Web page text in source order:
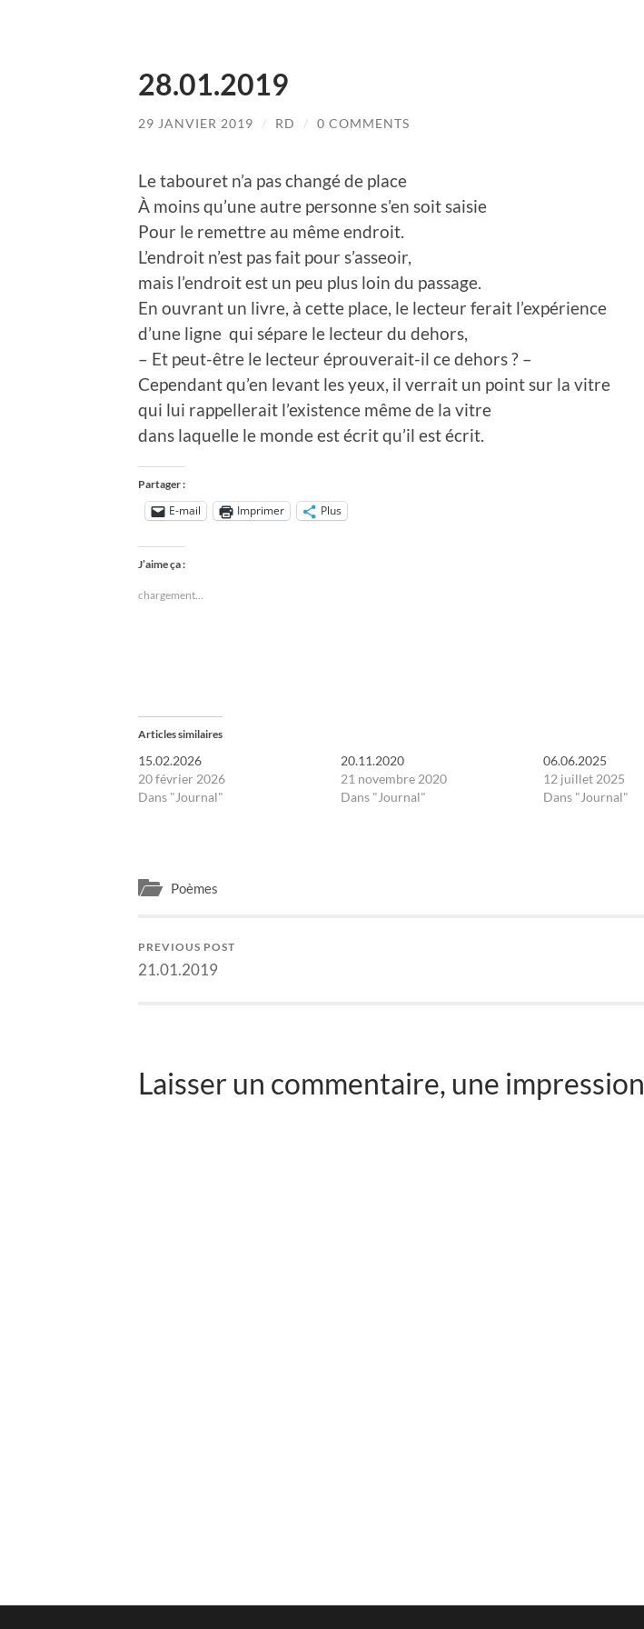
28.01.2019
29 JANVIER 2019 / RD / 0 COMMENTS
Le tabouret n’a pas changé de place
À moins qu’une autre personne s’en soit saisie
Pour le remettre au même endroit.
L’endroit n’est pas fait pour s’asseoir,
mais l’endroit est un peu plus loin du passage.
En ouvrant un livre, à cette place, le lecteur ferait l’expérience
d’une ligne qui sépare le lecteur du dehors,
– Et peut-être le lecteur éprouverait-il ce dehors ? –
Cependant qu’en levant les yeux, il verrait un point sur la vitre
qui lui rappellerait l’existence même de la vitre
dans laquelle le monde est écrit qu’il est écrit.
Partager :
E-mail Imprimer Plus
J’aime ça :
chargement…
Articles similaires
15.02.2026
20 février 2026
Dans "Journal"
20.11.2020
21 novembre 2020
Dans "Journal"
06.06.2025
12 juillet 2025
Dans "Journal"
Poèmes
PREVIOUS POST
21.01.2019
Laisser un commentaire, une impression